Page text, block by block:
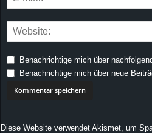
Benachrichtige mich über
Benachrichtige mich über neue
Diese Website verwendet Akismet, um